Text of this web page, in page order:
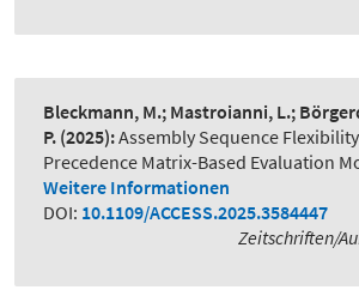
Bleckmann, M.; Mastroianni, L.;
P. (2025):Assembly Sequence
Precedence Matrix-Based Evaluation
Weitere Informationen
DOI: 10.1109/ACCESS.2025.3584447
Zeitschriften/